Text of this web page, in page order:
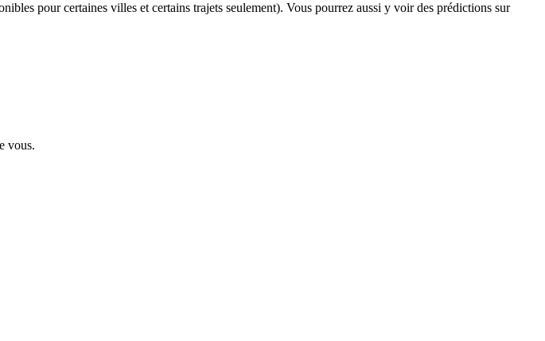
pour certaines villes et certains trajets seulement). Vous pourrez aussi y voir des prédictions sur
vous.